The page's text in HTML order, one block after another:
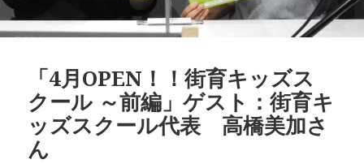
「4月OPEN！！街育キッズス
クール ～前編」ゲスト：街育キ
ッズスクール代表 高橋美加さ
ん